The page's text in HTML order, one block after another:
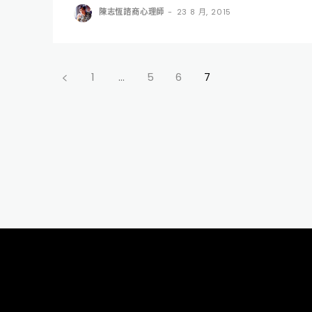
陳志恆諮商心理師 - 23 8 月, 2015
1 ... 5 6 7